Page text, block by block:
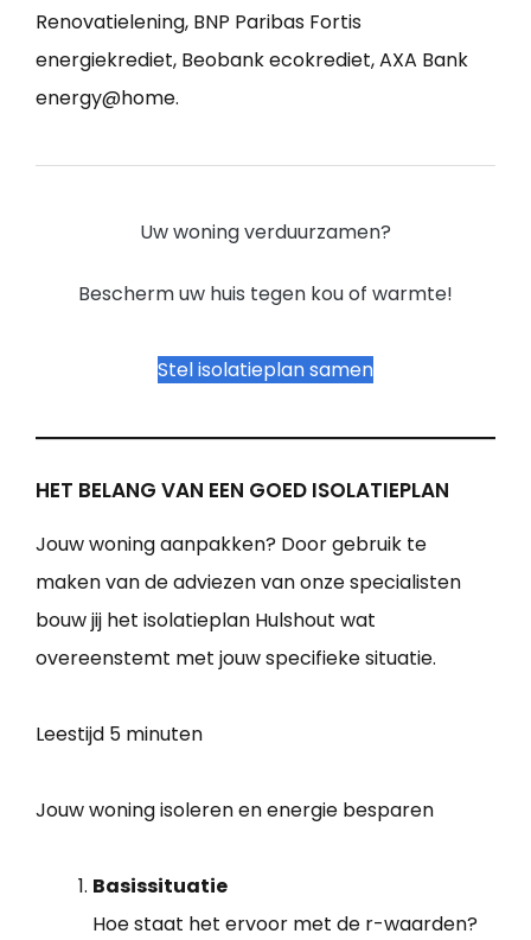
Renovatielening, BNP Paribas Fortis
energiekrediet, Beobank ecokrediet, AXA Bank
energy@home.
Uw woning verduurzamen?
Bescherm uw huis tegen kou of warmte!
Stel isolatieplan samen
HET BELANG VAN EEN GOED ISOLATIEPLAN
Jouw woning aanpakken? Door gebruik te
maken van de adviezen van onze specialisten
bouw jij het isolatieplan Hulshout wat
overeenstemt met jouw specifieke situatie.
Leestijd 5 minuten
Jouw woning isoleren en energie besparen
Basissituatie
Hoe staat het ervoor met de r-waarden?